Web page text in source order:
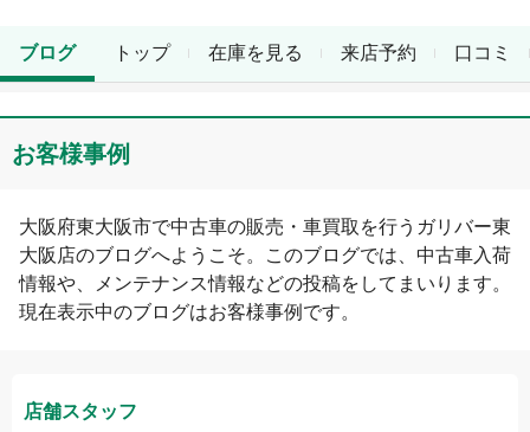
トップ 在庫を見る 来店予約 口コミ
ブログ
お客様事例
大阪府東大阪市で中古車の販売・車買取を行う ガリバー東
大阪店のブログへようこそ。このブログでは、中古車入荷
情報や、メンテナンス情報などの投稿をしてまいります。
現在表示中のブログはお客様事例 です。
店舗スタッフ